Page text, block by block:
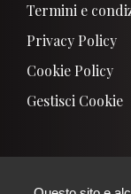
Termini e
Privacy Policy
Cookie Policy
Gestisci CookiE